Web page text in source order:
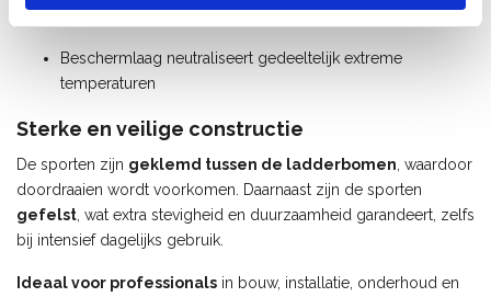
aluminium
Beschermlaag neutraliseert gedeeltelijk extreme
temperaturen
Sterke en veilige constructie
De sporten zijn geklemd tussen de ladderbomen , waardoor
doordraaien wordt voorkomen. Daarnaast zijn de sporten
gefelst , wat extra stevigheid en duurzaamheid garandeert, zelfs
bij intensief dagelijks gebruik.
Ideaal voor professionals in bouw, installatie, onderhoud en